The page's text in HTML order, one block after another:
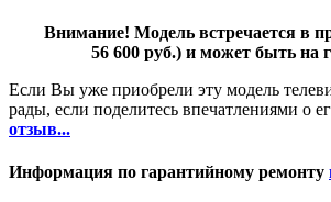
Внимание! Модель встречается в
56 600 руб.) и может быть на
Если Вы уже приобрели эту модель
рады, если поделитесь впечатлениями о
отзыв...
Информация по гарантийному ремонту